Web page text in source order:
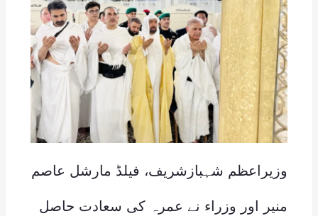
وزیراعظم شہبازشریف، فیلڈ مارشل عاصم
منیر اور وزراء نے عمرہ کی سعادت حاصل